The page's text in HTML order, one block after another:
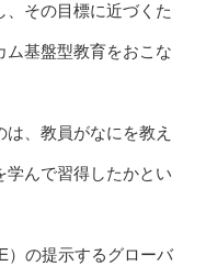
その目標に近づくた
ム基盤型教育をおこな
、教員がなにを教え
学んで習得したかとい
）の提示するグローバ